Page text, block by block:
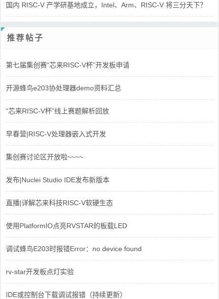
国内 RISC-V 产学研基地成立，Intel、Arm、RISC-V 将三分天下？
推荐帖子
第七届集创赛“芯来RISC-V杯”开发板申请
开源蜂鸟e203协处理器demo资料汇总
“芯来RISC-V杯”线上赛题解析回放
早春营|RISC-V处理器嵌入式开发
集创赛讨论区开放啦~~~~
发布|Nuclei Studio IDE发布新版本
直播|详解芯来科技RISC-V软硬生态
使用PlatformIO点亮RVSTAR的板载LED
调试蜂鸟E203时报错Error：no device found
rv-star开发板点灯实验
IDE或控制台下载调试报错（持续更新）